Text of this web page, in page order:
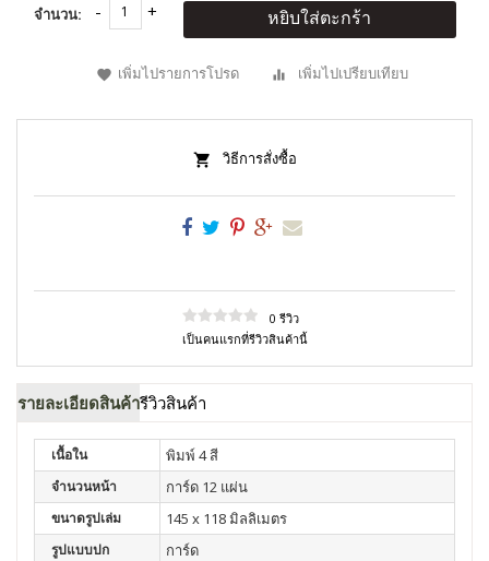
จำนวน: หยิบใส่ตะกร้า
เพิ่มไปรายการโปรด เพิ่มไปเปรียบเทียบ
วิธีการสั่งซื้อ
0 รีวิว
เป็นคนแรกที่รีวิวสินค้านี้
รายละเอียดสินค้ารีวิวสินค้า
เนื้อใน พิมพ์ 4 สี
จำนวนหน้า การ์ด 12 แผ่น
ขนาดรูปเล่ม 145 x 118 มิลลิเมตร
รูปแบบปก การ์ด